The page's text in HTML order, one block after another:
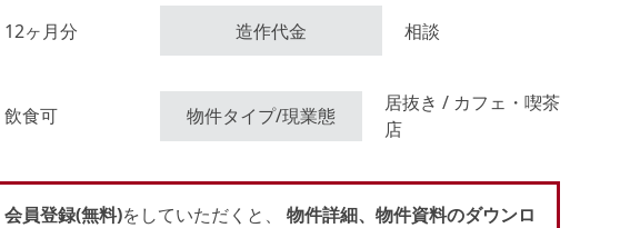
12ヶ月分 造作代金 相談
飲食可 物件タイプ/現業態
居抜き / カフェ・喫茶
店
会員登録(無料)をしていただくと、物件詳細、物件資料のダウンロ